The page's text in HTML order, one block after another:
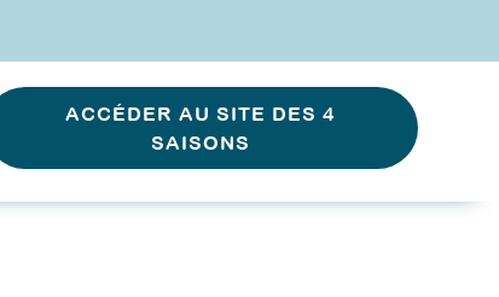
ACCÉDER AU SITE DES 4
SAISONS